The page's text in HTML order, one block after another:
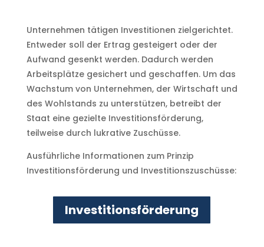
Unternehmen tätigen Investitionen zielgerichtet.
Entweder soll der Ertrag gesteigert oder der
Aufwand gesenkt werden. Dadurch werden
Arbeitsplätze gesichert und geschaffen. Um das
Wachstum von Unternehmen, der Wirtschaft und
des Wohlstands zu unterstützen, betreibt der
Staat eine gezielte Investitionsförderung,
teilweise durch lukrative Zuschüsse.
Ausführliche Informationen zum Prinzip
Investitionsförderung und Investitionszuschüsse:
Investitionsförderung